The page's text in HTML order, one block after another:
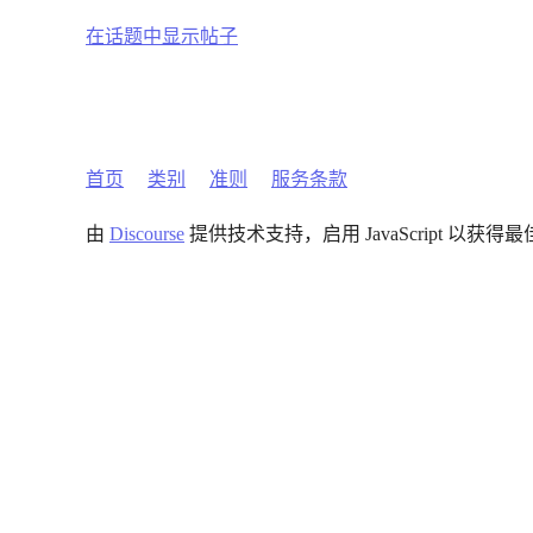
在话题中显示帖子
首页 类别 准则 服务条款
由 Discourse 提供技术支持，启用 JavaScript 以获得最